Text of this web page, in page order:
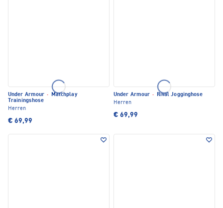
Under Armour ·
Matchplay
Trainingshose
Herren
€ 69,99
Under Armour ·
Rival Jogginghose
Herren
€ 69,99